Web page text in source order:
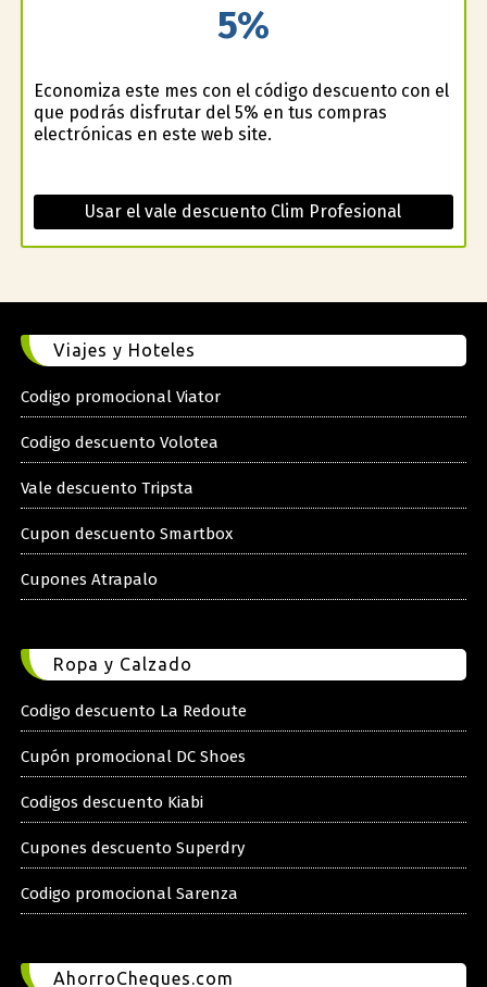
5%
Economiza este mes con el código descuento con el
que podrás disfrutar del 5% en tus compras
electrónicas en este web site.
Usar el vale descuento Clim Profesional
Viajes y Hoteles
Codigo promocional Viator
Codigo descuento Volotea
Vale descuento Tripsta
Cupon descuento Smartbox
Cupones Atrapalo
Ropa y Calzado
Codigo descuento La Redoute
Cupón promocional DC Shoes
Codigos descuento Kiabi
Cupones descuento Superdry
Codigo promocional Sarenza
AhorroCheques.com